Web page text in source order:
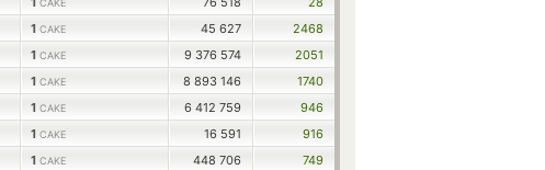
CAKE
1 CAKE 45 627
2468
1 CAKE 9 376 574
2051
1 CAKE 8 893 146
1740
1 CAKE 6 412 759
946
1 CAKE 16 591
916
1 CAKE 448 706
749